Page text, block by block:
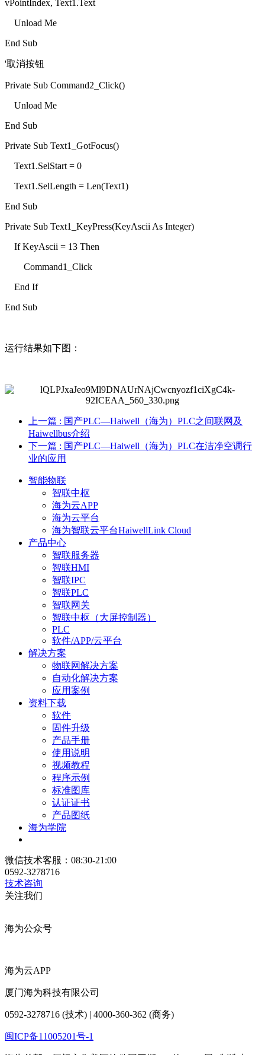
vPointIndex, Text1.Text
Unload Me
End Sub
'取消按钮
Private Sub Command2_Click()
Unload Me
End Sub
Private Sub Text1_GotFocus()
Text1.SelStart = 0
Text1.SelLength = Len(Text1)
End Sub
Private Sub Text1_KeyPress(KeyAscii As Integer)
If KeyAscii = 13 Then
Command1_Click
End If
End Sub
运行结果如下图：
上一篇 : 国产PLC—Haiwell（海为）PLC之间联网及
Haiwellbus介绍
下一篇 : 国产PLC—Haiwell（海为）PLC在洁净空调行
业的应用
智能物联
智联中枢
海为云APP
海为云平台
海为智联云平台HaiwellLink Cloud
产品中心
智联服务器
智联HMI
智联IPC
智联PLC
智联网关
智联中枢（大屏控制器）
PLC
软件/APP/云平台
解决方案
物联网解决方案
自动化解决方案
应用案例
资料下载
软件
固件升级
产品手册
使用说明
视频教程
程序示例
标准图库
认证证书
产品图纸
海为学院
微信技术客服：08:30-21:00
0592-3278716
技术咨询
关注我们
海为公众号
海为云APP
厦门海为科技有限公司
0592-3278716 (技术) | 4000-360-362 (商务)
闽ICP备11005201号-1